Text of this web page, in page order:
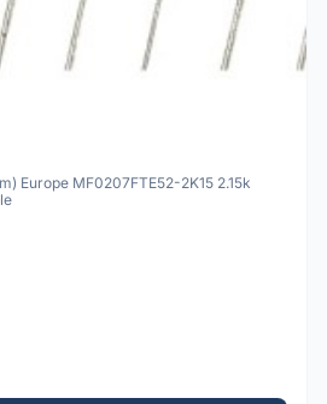
Europe MF0207FTE52-2K15 2.15k